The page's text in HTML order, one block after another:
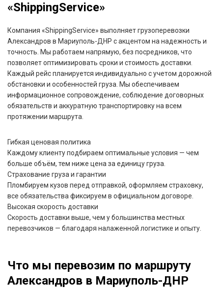
«ShippingService»
Компания «ShippingService» выполняет грузоперевозки
Александров в Мариуполь-ДНР с акцентом на надежность и
точность. Мы работаем напрямую, без посредников, что
позволяет оптимизировать сроки и стоимость доставки.
Каждый рейс планируется индивидуально с учетом дорожной
обстановки и особенностей груза. Мы обеспечиваем
информационное сопровождение, соблюдение договорных
обязательств и аккуратную транспортировку на всем
протяжении маршрута.
Гибкая ценовая политика
Каждому клиенту подбираем оптимальные условия — чем
больше объём, тем ниже цена за единицу груза.
Страхование груза и гарантии
Пломбируем кузов перед отправкой, оформляем страховку,
все обязательства фиксируем в официальном договоре.
Высокая скорость доставки
Скорость доставки выше, чем у большинства местных
перевозчиков — благодаря налаженной логистике и опыту.
Что мы перевозим по маршруту
Александров в Мариуполь-ДНР